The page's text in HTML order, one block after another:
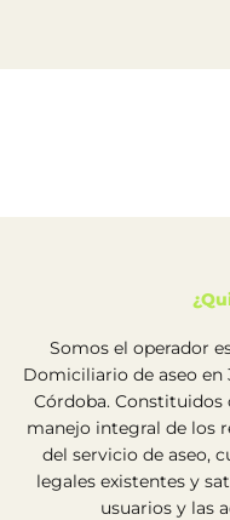
contenido
Somos el operador
Domiciliario de aseo
Córdoba. Constituidos
manejo integral de los
del servicio de aseo,
legales existentes y
usuarios y las